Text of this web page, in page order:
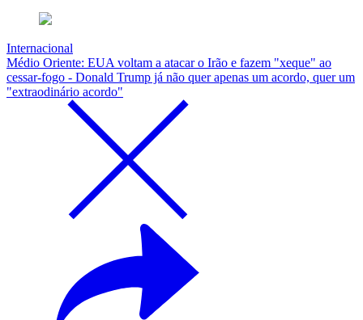
Internacional
Médio Oriente: EUA voltam a atacar o Irão e fazem "xeque" ao
cessar-fogo - Donald Trump já não quer apenas um acordo, quer um
"extraodinário acordo"